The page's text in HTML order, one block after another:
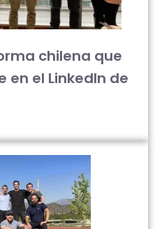
chilena que
en el LinkedIn de